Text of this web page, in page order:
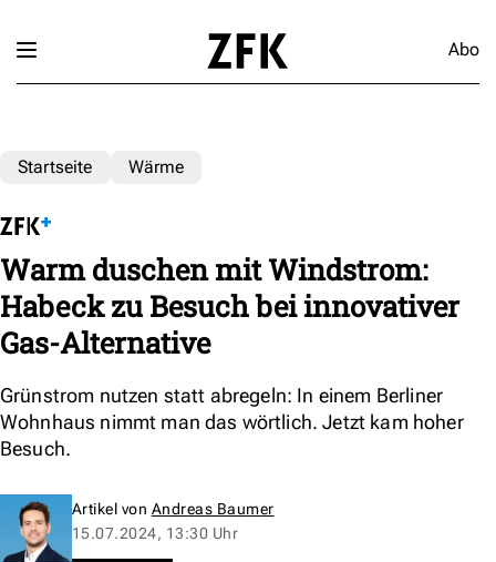
Abo
Startseite Wärme
Warm duschen mit Windstrom:
Habeck zu Besuch bei innovativer
Gas-Alternative
Grünstrom nutzen statt abregeln: In einem Berliner
Wohnhaus nimmt man das wörtlich. Jetzt kam hoher
Besuch.
Artikel von Andreas Baumer
15.07.2024, 13:30 Uhr